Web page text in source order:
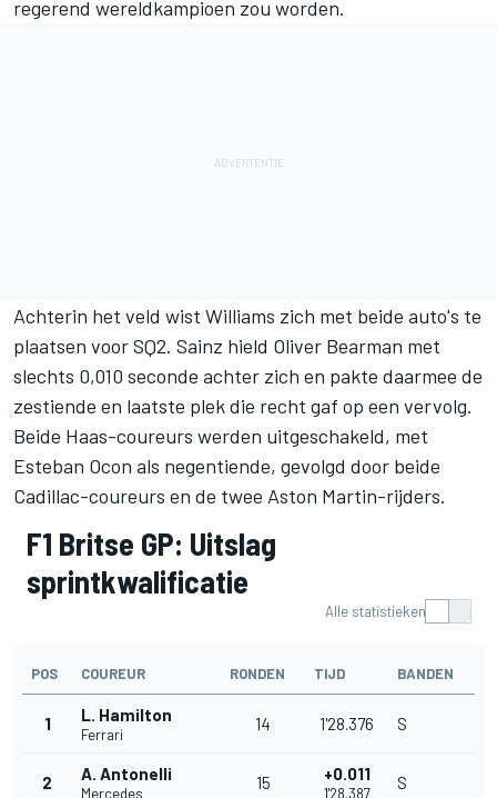
regerend wereldkampioen zou worden.
Achterin het veld wist Williams zich met beide auto's te
plaatsen voor SQ2. Sainz hield Oliver Bearman met
slechts 0,010 seconde achter zich en pakte daarmee de
zestiende en laatste plek die recht gaf op een vervolg.
Beide Haas-coureurs werden uitgeschakeld, met
Esteban Ocon als negentiende, gevolgd door beide
Cadillac-coureurs en de twee Aston Martin-rijders.
F1 Britse GP: Uitslag
sprintkwalificatie
Alle statistieken
POS COUREUR RONDEN TIJD BANDEN
1 L. Hamilton
Ferrari
14 1'28.376 S
2 A. Antonelli
Mercedes
15 +0.011
1'28.387
S